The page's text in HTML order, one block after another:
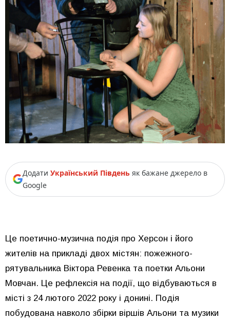
Додати Український Південь як бажане джерело в
Google
Це поетично-музична подія про Херсон і його
жителів на прикладі двох містян: пожежного-
рятувальника Віктора Ревенка та поетки Альони
Мовчан. Це рефлексія на події, що відбуваються в
місті з 24 лютого 2022 року і донині. Подія
побудована навколо збірки віршів Альони та музики